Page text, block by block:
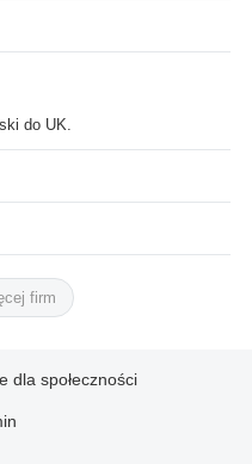
do UK.
firm
dla społeczności